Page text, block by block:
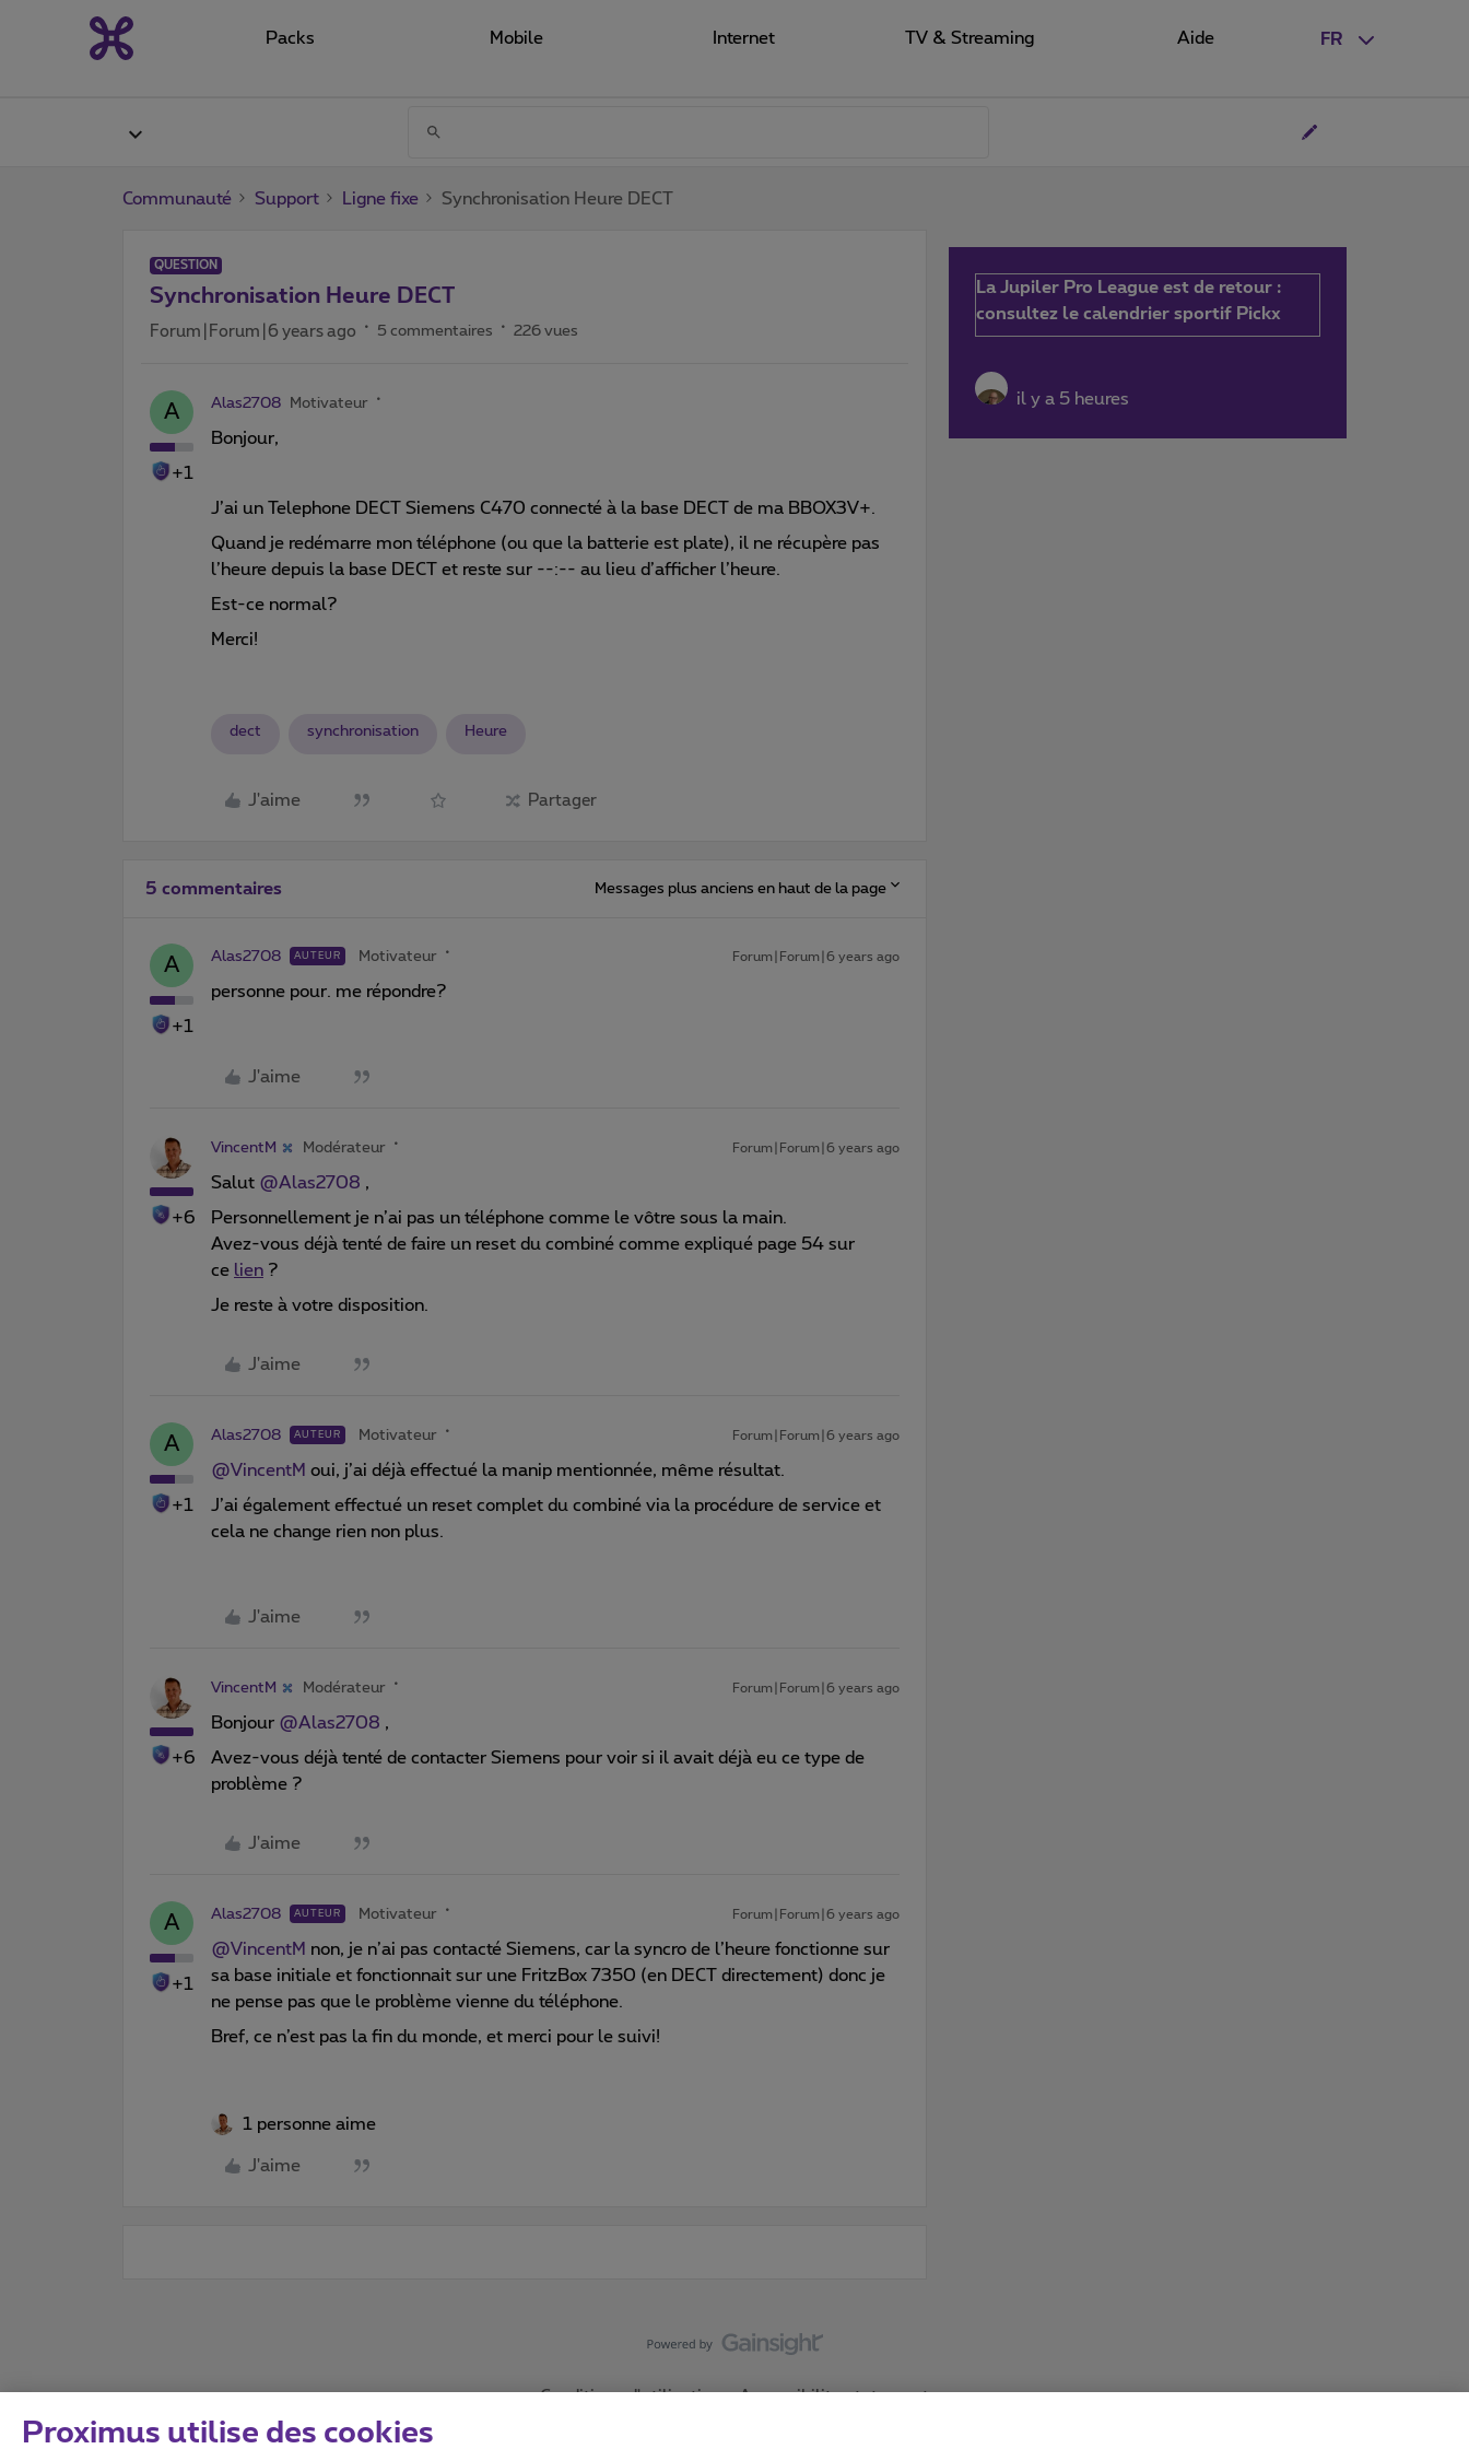
FR
Packs Mobile Internet TV & Streaming Aide
Communauté Support Ligne fixe Synchronisation Heure DECT
QUESTION
Synchronisation Heure DECT
Forum|Forum|6 years ago 5 commentaires 226 vues
A
+1
Alas2708 Motivateur
Bonjour,
J’ai un Telephone DECT Siemens C470 connecté à la base DECT de ma BBOX3V+.
Quand je redémarre mon téléphone (ou que la batterie est plate), il ne récupère pas
l’heure depuis la base DECT et reste sur --:-- au lieu d’afficher l’heure.
Est-ce normal?
Merci!
dect synchronisation Heure
J'aime Partager
5 commentaires Messages plus anciens en haut de la page
A
+1
Alas2708 AUTEUR Motivateur Forum|Forum|6 years ago
personne pour. me répondre?
J'aime
+6
VincentM Modérateur Forum|Forum|6 years ago
Salut @Alas2708 ,
Personnellement je n’ai pas un téléphone comme le vôtre sous la main.
Avez-vous déjà tenté de faire un reset du combiné comme expliqué page 54 sur
ce lien ?
Je reste à votre disposition.
J'aime
A
+1
Alas2708 AUTEUR Motivateur Forum|Forum|6 years ago
@VincentM oui, j’ai déjà effectué la manip mentionnée, même résultat.
J’ai également effectué un reset complet du combiné via la procédure de service et
cela ne change rien non plus.
J'aime
+6
VincentM Modérateur Forum|Forum|6 years ago
Bonjour @Alas2708 ,
Avez-vous déjà tenté de contacter Siemens pour voir si il avait déjà eu ce type de
problème ?
J'aime
A
+1
Alas2708 AUTEUR Motivateur Forum|Forum|6 years ago
@VincentM non, je n’ai pas contacté Siemens, car la syncro de l’heure fonctionne sur
sa base initiale et fonctionnait sur une FritzBox 7350 (en DECT directement) donc je
ne pense pas que le problème vienne du téléphone.
Bref, ce n’est pas la fin du monde, et merci pour le suivi!
1 personne aime
J'aime
La Jupiler Pro League est de retour :
consultez le calendrier sportif Pickx
il y a 5 heures
Conditions d'utilisation Accessibility statement
Proximus utilise des cookies